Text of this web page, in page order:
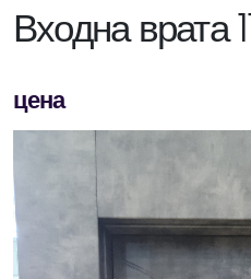
Входна врата
цена